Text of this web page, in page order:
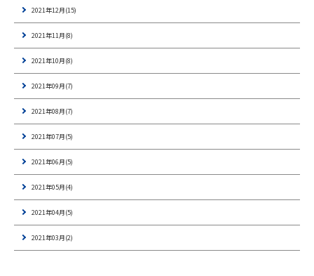
2021年12月(15)
2021年11月(8)
2021年10月(8)
2021年09月(7)
2021年08月(7)
2021年07月(5)
2021年06月(5)
2021年05月(4)
2021年04月(5)
2021年03月(2)